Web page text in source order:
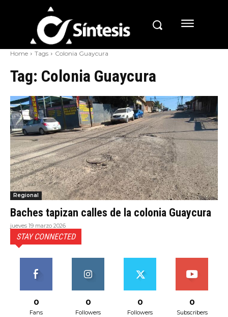
Home Tags Colonia Guaycura
Tag: Colonia Guaycura
Regional
Baches tapizan calles de la colonia Guaycura
jueves 19 marzo 2026
STAY CONNECTED
0
Fans
0
Followers
0
Followers
0
Subscribers